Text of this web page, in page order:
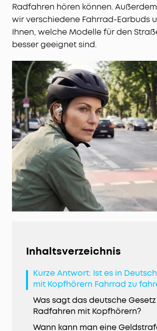
Radfahren hören können.
wir verschiedene Fahrrad-Earbuds
Ihnen, welche Modelle für den
besser geeignet sind.
Inhaltsverzeichnis
Kurze Antwort: Ist es in
mit Kopfhörern Fahrrad zu
Was sagt das deutsche Gesetz
Radfahren mit Kopfhörern?
Wann kann man eine